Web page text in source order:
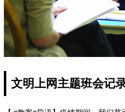
文明上网主题班会记